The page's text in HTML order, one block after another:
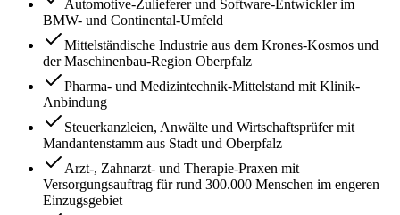
Automotive-Zulieferer und Software-Entwickler im
BMW- und Continental-Umfeld
Mittelständische Industrie aus dem Krones-Kosmos und
der Maschinenbau-Region Oberpfalz
Pharma- und Medizintechnik-Mittelstand mit Klinik-
Anbindung
Steuerkanzleien, Anwälte und Wirtschaftsprüfer mit
Mandantenstamm aus Stadt und Oberpfalz
Arzt-, Zahnarzt- und Therapie-Praxen mit
Versorgungsauftrag für rund 300.000 Menschen im engeren
Einzugsgebiet